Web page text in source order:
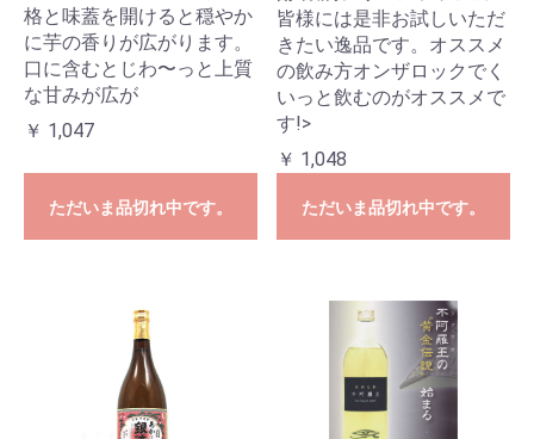
格と味蓋を開けると穏やか
に芋の香りが広がります。
口に含むとじわ〜っと上質
な甘みが広が
￥ 1,047
ただいま品切れ中です。
皆様には是非お試しいただ
きたい逸品です。オススメ
の飲み方オンザロックでく
いっと飲むのがオススメで
す!>
￥ 1,048
ただいま品切れ中です。